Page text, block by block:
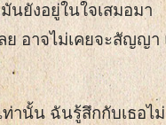
นยังอยู่ในใจเสมอมา
ย อาจไม่เคยจะสัญญ
านั้น ฉันรู้สึกกับเธอไ